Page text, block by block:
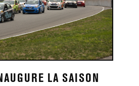
LA SAISON